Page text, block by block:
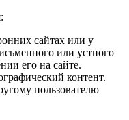
сайтах или у
или устного
его на сайте.
контент.
пользователю